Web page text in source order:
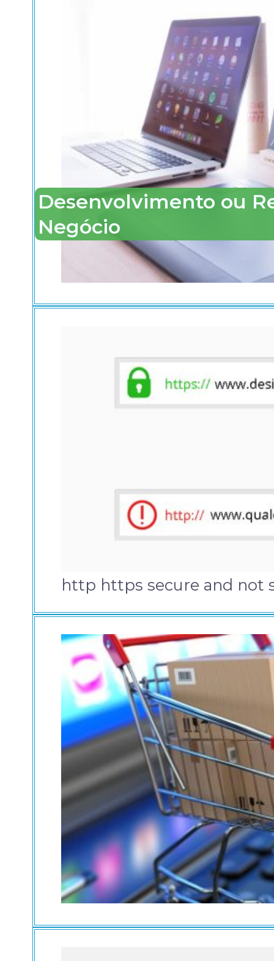
Desenvolvimento ou
Negócio
http https secure and not